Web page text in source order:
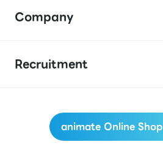
Company
Recruitment
animate Online Shop